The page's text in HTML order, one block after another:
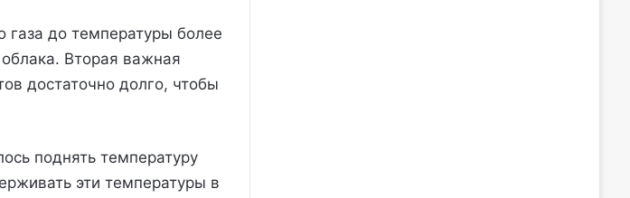
газа до температуры более
Вторая важная
достаточно долго, чтобы
поднять температуру
эти температуры в